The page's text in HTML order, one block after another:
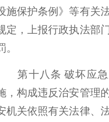
施保护条例》等有关
定，上报行政执法部
。
第十八条 破坏应
，构成违反治安管理
机关依照有关法律、